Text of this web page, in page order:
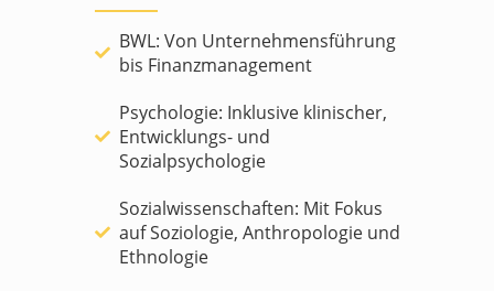
BWL: Von Unternehmensführung
bis Finanzmanagement
Psychologie: Inklusive klinischer,
Entwicklungs- und
Sozialpsychologie
Sozialwissenschaften: Mit Fokus
auf Soziologie, Anthropologie und
Ethnologie